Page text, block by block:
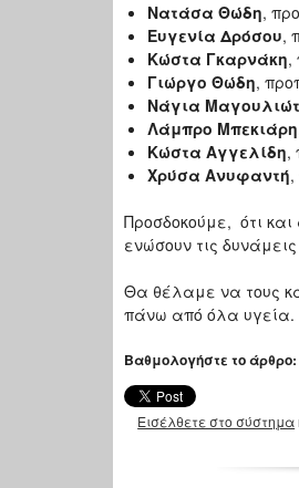
Νατάσα Θώδη,
Ευγενία Δρόσου,
Κώστα Γκαρνάκη,
Γιώργο Θώδη,
Νάγια
Λάμπρο Μπεκιάρη
Κώστα Αγγελίδη,
Χρύσα Ανυφαντή
Προσδοκούμε, ότι
ενώσουν τις
Θα θέλαμε να τους
πάνω από όλα υγεία.
Βαθμολογήστε το άρθρο:
Εισέλθετε στο σύστημα